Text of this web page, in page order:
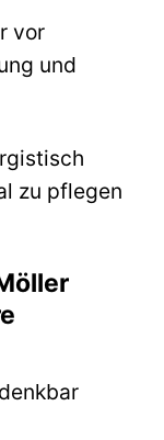
vor
und
zu pflegen